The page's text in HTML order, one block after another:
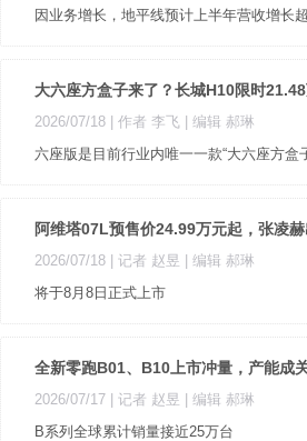
因业务增长，地平线预计上半年营收增长
大六座方盒子来了？长城H10限时
2026/07/18 | 作者 李飞
| 编辑 郝琳
六座版是目前行业内唯一一款“大六座方盒
阿维塔07L预售价24.99万元起，张凌
2026/07/18 | 记者 赵昱
| 编辑 郝琳
将于8月8日正式上市
全新零跑B01、B10上市冲量，产能成
2026/07/17 | 记者 赵昱
| 编辑 郝琳
B系列全球累计销量接近25万台